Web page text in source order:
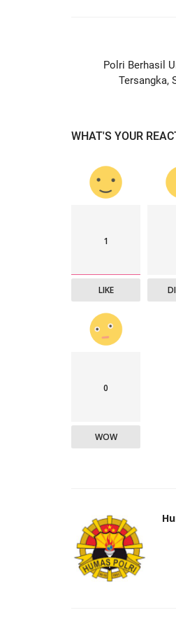
Polri Berhasil
Tersangka,
WHAT'S YOUR
1
LIKE
0
WOW